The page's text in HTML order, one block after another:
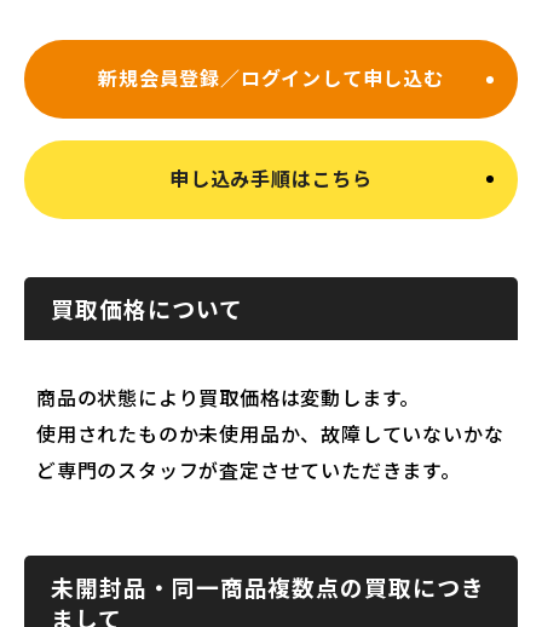
新規会員登録／ログインして申し込む
申し込み手順はこちら
買取価格について
商品の状態により買取価格は変動します。
使用されたものか未使用品か、故障していないかな
ど専門のスタッフが査定させていただきます。
未開封品・同一商品複数点の買取につき
まして